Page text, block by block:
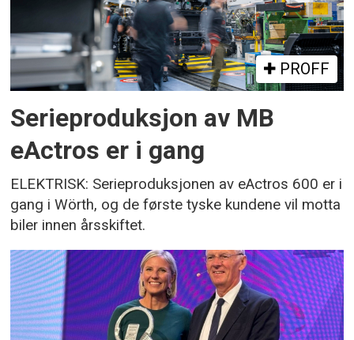
PROFF
Serieproduksjon av MB
eActros er i gang
ELEKTRISK: Serieproduksjonen av eActros 600 er i
gang i Wörth, og de første tyske kundene vil motta
biler innen årsskiftet.